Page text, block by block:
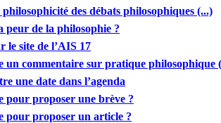
des débats philosophiques (...)
peur de la philosophie ?
le site de l’AIS 17
un commentaire sur pratique philosophique
une date dans l’agenda
pour proposer une brève ?
pour proposer un article ?